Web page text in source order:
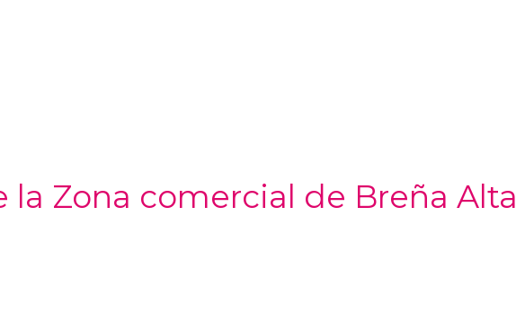
Zona comercial de Breña Alta